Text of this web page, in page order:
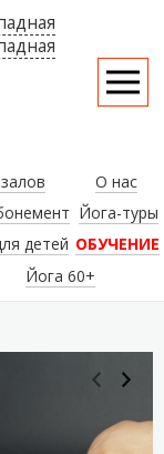
О нас
Йога-туры
детей ОБУЧЕНИЕ
Йога 60+